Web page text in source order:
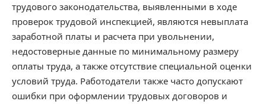
трудового законодательства, выявленными в ходе
проверок трудовой инспекцией, являются невыплата
заработной платы и расчета при увольнении,
недостоверные данные по минимальному размеру
оплаты труда, а также отсутствие специальной оценки
условий труда. Работодатели также часто допускают
ошибки при оформлении трудовых договоров и